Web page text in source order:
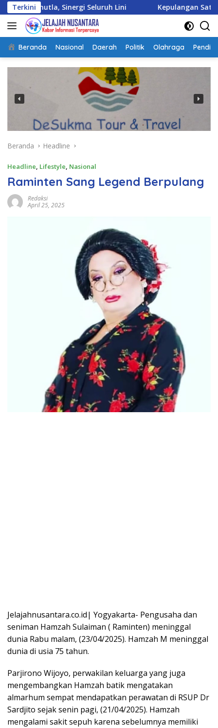
Langsung
ke
konten
Terkini
Sinergi Seluruh Lini Kepulangan Satgas Kizi TNI
Beranda Nasional Daerah Politik Olahraga
Beranda Headline
Headline, Lifestyle, Nasional
Raminten Sang Legend Berpulang
Redaksi
April 25, 2025
Jelajahnusantara.co.id| Yogyakarta- Pengusaha dan
seniman Hamzah Sulaiman ( Raminten) meninggal
dunia Rabu malam, (23/04/2025). Hamzah M meninggal
dunia di usia 75 tahun.
Parjirono Wijoyo, perwakilan keluarga yang juga
mengembangkan Hamzah batik mengatakan
almarhum sempat mendapatkan perawatan di RSUP Dr
Sardjito sejak senin pagi, (21/04/2025). Hamzah
mengalami sakit sepuh karena sebelumnya memiliki